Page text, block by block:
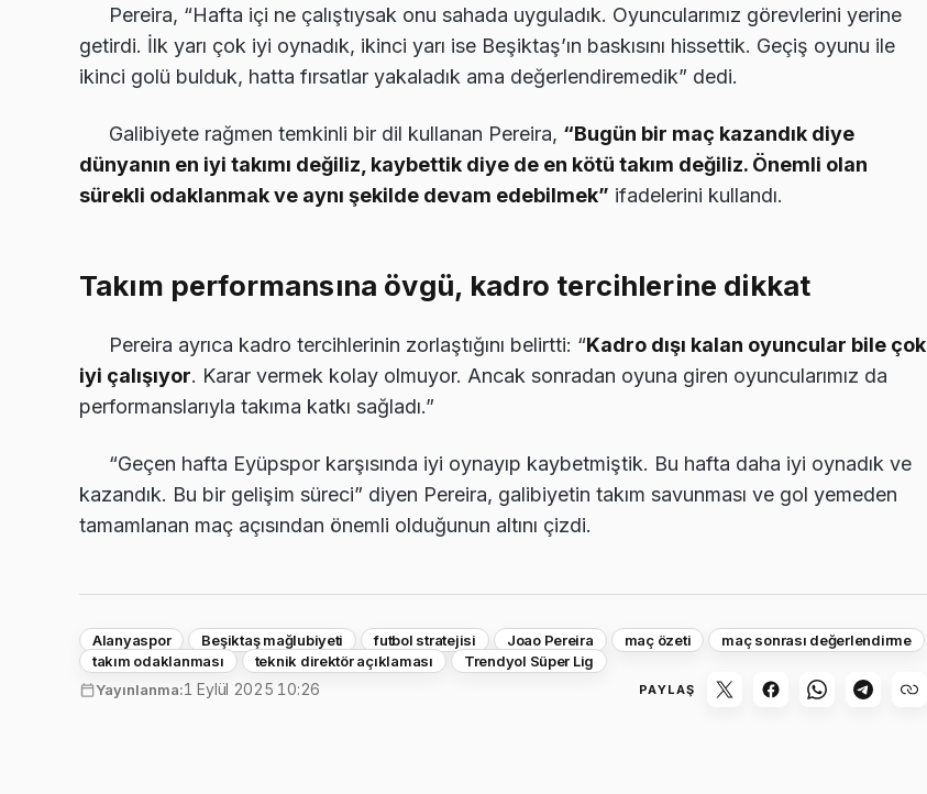
Pereira, “Hafta içi ne çalıştıysak onu sahada uyguladık. Oyuncularımız görevlerini yerine
getirdi. İlk yarı çok iyi oynadık, ikinci yarı ise Beşiktaş’ın baskısını hissettik. Geçiş oyunu ile
ikinci golü bulduk, hatta fırsatlar yakaladık ama değerlendiremedik” dedi.
Galibiyete rağmen temkinli bir dil kullanan Pereira, “Bugün bir maç kazandık diye
dünyanın en iyi takımı değiliz, kaybettik diye de en kötü takım değiliz. Önemli olan
sürekli odaklanmak ve aynı şekilde devam edebilmek” ifadelerini kullandı.
Takım performansına övgü, kadro tercihlerine dikkat
Pereira ayrıca kadro tercihlerinin zorlaştığını belirtti: “Kadro dışı kalan oyuncular bile çok
iyi çalışıyor. Karar vermek kolay olmuyor. Ancak sonradan oyuna giren oyuncularımız da
performanslarıyla takıma katkı sağladı.”
“Geçen hafta Eyüpspor karşısında iyi oynayıp kaybetmiştik. Bu hafta daha iyi oynadık ve
kazandık. Bu bir gelişim süreci” diyen Pereira, galibiyetin takım savunması ve gol yemeden
tamamlanan maç açısından önemli olduğunun altını çizdi.
Alanyaspor Beşiktaş mağlubiyeti futbol stratejisi Joao Pereira maç özeti
maç sonrası değerlendirme
takım odaklanması
teknik direktör açıklaması
Trendyol Süper Lig
Yayınlanma:1 Eylül 2025 10:26 PAYLAŞ